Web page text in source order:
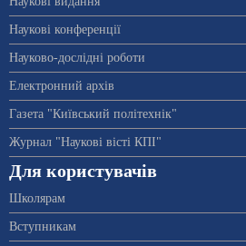
Наукові конференції
Науково-дослідні роботи
Електронний архів
Газета "Київський політехнік"
Журнал "Наукові вісті КПІ"
Для користувачів
Школярам
Вступникам